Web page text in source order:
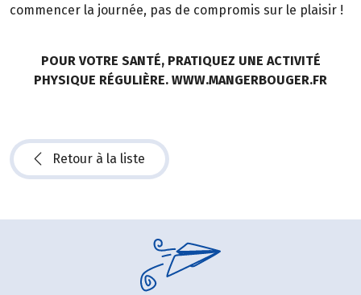
commencer la journée, pas de compromis sur le plaisir !
POUR VOTRE SANTÉ, PRATIQUEZ UNE ACTIVITÉ
PHYSIQUE RÉGULIÈRE. WWW.MANGERBOUGER.FR
Retour à la liste